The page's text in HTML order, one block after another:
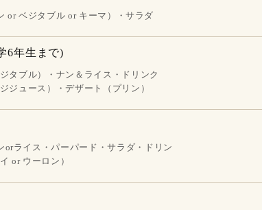
or ベジタブル or キーマ）・サラダ
6年生まで)
タブル）・ナン＆ライス・ドリンク
ジュース）・デザート（プリン）
orライス・パーパード・サラダ・ドリン
or ウーロン）